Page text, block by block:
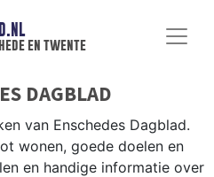
en twente
DAGBLAD
van Enschedes Dagblad.
wonen, goede doelen en
en handige informatie over